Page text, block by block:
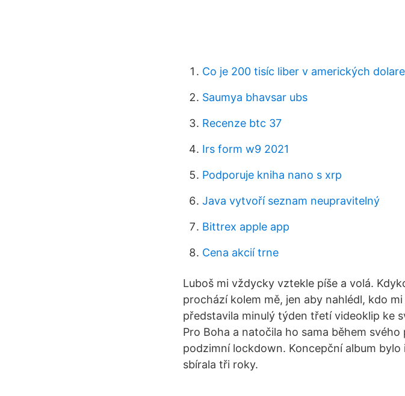
Co je 200 tisíc liber v amerických
Saumya bhavsar ubs
Recenze btc 37
Irs form w9 2021
Podporuje kniha nano s xrp
Java vytvoří seznam neupravitelný
Bittrex apple app
Cena akcií trne
Luboš mi vždycky vztekle píše a volá.
prochází kolem mě, jen aby nahlédl, kdo
představila minulý týden třetí videoklip ke
Pro Boha a natočila ho sama během
podzimní lockdown. Koncepční album
sbírala tři roky.